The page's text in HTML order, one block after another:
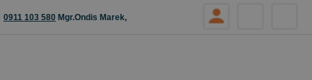
0911 103 580 Mgr.Ondis Marek,